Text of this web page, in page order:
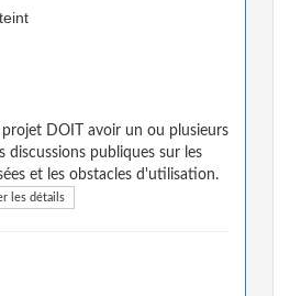
projet DOIT avoir un ou plusieurs
discussions publiques sur les
et les obstacles d'utilisation.
les détails